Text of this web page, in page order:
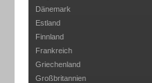
Dänemark
Estland
Finnland
Frankreich
Griechenland
Großbritannien